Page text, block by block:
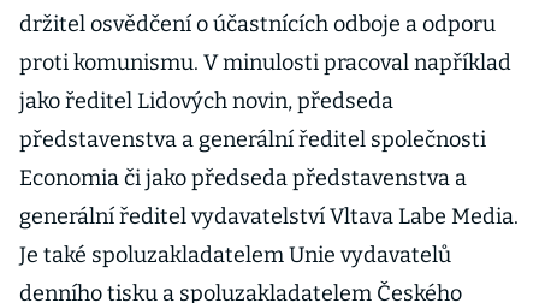
držitel osvědčení o účastnících odboje a odporu
proti komunismu. V minulosti pracoval například
jako ředitel Lidových novin, předseda
představenstva a generální ředitel společnosti
Economia či jako předseda představenstva a
generální ředitel vydavatelství Vltava Labe Media.
Je také spoluzakladatelem Unie vydavatelů
denního tisku a spoluzakladatelem Českého